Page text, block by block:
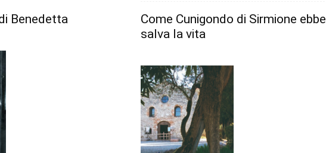
Benedetta
Come Cunigondo di Sirmione ebbe
salva la vita